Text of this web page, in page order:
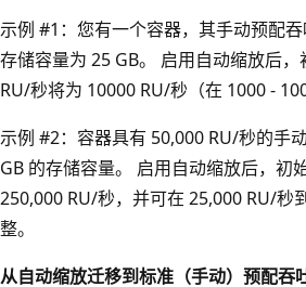
示例 #1：您有一个容器，其手动预配吞
存储容量为 25 GB。 启用自动缩放后
RU/秒将为 10000 RU/秒（在 1000 -
示例 #2：容器具有 50,000 RU/秒的手
GB 的存储容量。 启用自动缩放后，初
250,000 RU/秒，并可在 25,000 RU/秒
整。
从自动缩放迁移到标准（手动）预配吞